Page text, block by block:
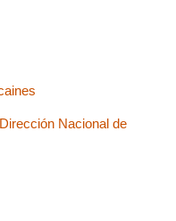
Nacional de